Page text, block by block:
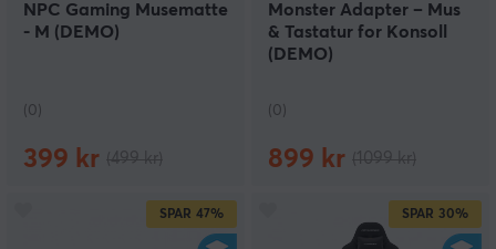
NPC Gaming Musematte
- M (DEMO)
(0)
399 kr
Monster Adapter – Mus
& Tastatur for Konsoll
(DEMO)
(0)
899 kr
SPAR 47% SPAR 30%